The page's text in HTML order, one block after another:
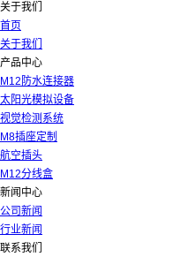
关于我们
首页
关于我们
产品中心
M12防水连接器
太阳光模拟设备
视觉检测系统
M8插座定制
航空插头
M12分线盒
新闻中心
公司新闻
行业新闻
联系我们